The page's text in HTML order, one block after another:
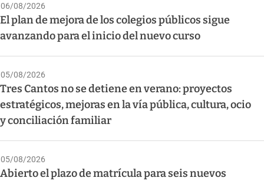
06/08/2026
El plan de mejora de los colegios públicos sigue
avanzando para el inicio del nuevo curso
05/08/2026
Tres Cantos no se detiene en verano: proyectos
estratégicos, mejoras en la vía pública, cultura, ocio
y conciliación familiar
05/08/2026
Abierto el plazo de matrícula para seis nuevos